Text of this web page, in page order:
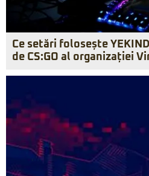
Ce setări folosește
de CS:GO al organizației